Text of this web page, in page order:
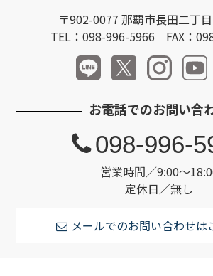
〒902-0077 那覇市長田二丁
TEL：098-996-5966 FAX：
お電話でのお問い合
営業時間／9:00～
定休日／無し
098-996-
メールでのお問い合わせは